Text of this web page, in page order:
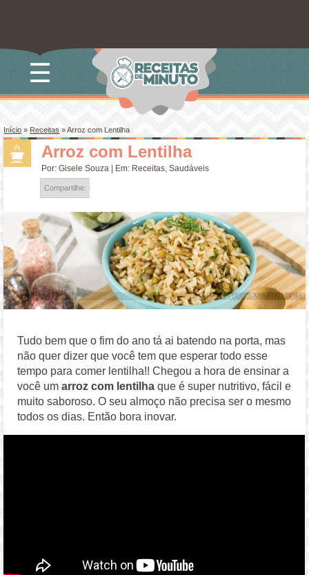
☰
Início»Receitas »Arroz com Lentilha
Arroz com Lentilha
Por:Gisele Souza | Em: Receitas,Saudáveis
Compartilhe:
Tudo bem que o fim do ano tá ai batendo na porta, mas
não quer dizer que você tem que esperar todo esse
tempo para comer lentilha!! Chegou a hora de ensinar a
você umarroz com lentilha que é super nutritivo, fácil e
muito saboroso. O seu almoço não precisa ser o mesmo
todos os dias. Então bora inovar.